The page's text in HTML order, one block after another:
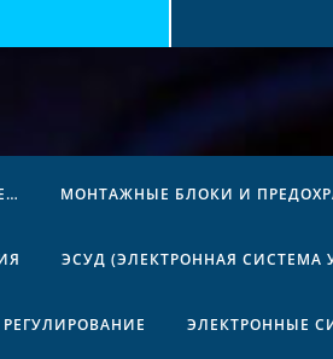
МОНТАЖНЫЕ БЛОКИ И
ЭСУД (ЭЛЕКТРОННАЯ СИСТЕМА
ЭЛЕКТРОННЫЕ